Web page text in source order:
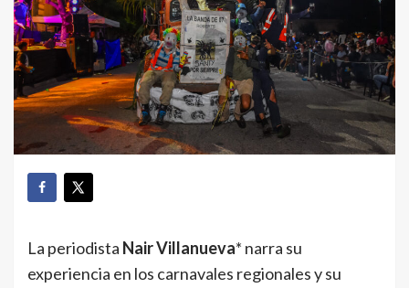
La periodista Nair Villanueva* narra su
experiencia en los carnavales regionales y su